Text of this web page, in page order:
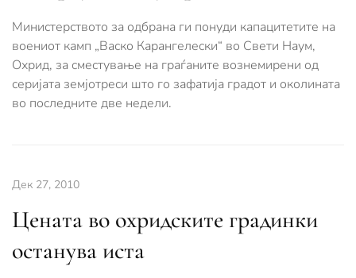
Министерството за одбрана ги понуди капацитетите на
воениот камп „Васко Карангелески“ во Свети Наум,
Охрид, за сместување на граѓаните вознемирени од
серијата земјотреси што го зафатија градот и околината
во последните две недели.
Дек 27, 2010
Цената во oхридските градинки
останува иста